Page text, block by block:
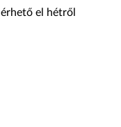
érhető el hétről